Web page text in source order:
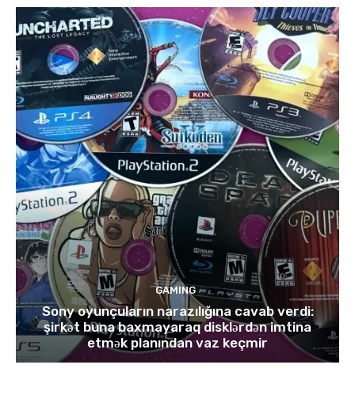
GAMING
Sony oyunçuların narazılığına cavab verdi:
şirkət buna baxmayaraq disklərdən imtina
etmək planından vaz keçmir